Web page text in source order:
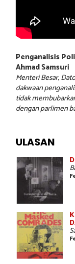
Penganalisis
Ahmad Samsuri
Menteri Besar,
dakwaan
tidak
dengan parlimen
ULASAN